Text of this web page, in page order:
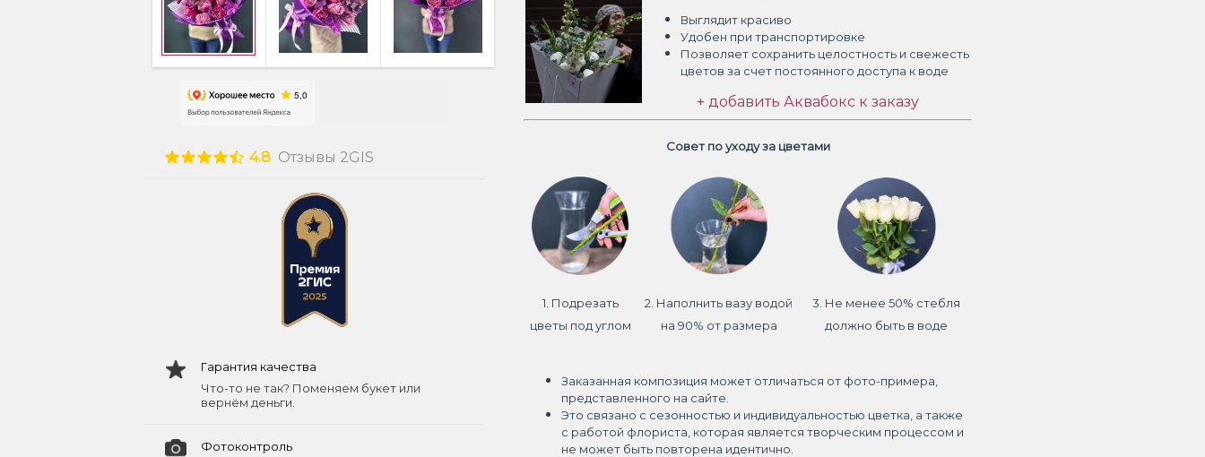
4.8 Отзывы 2GIS
Гарантия качества
Что-то не так? Поменяем букет или
вернём деньги.
Фотоконтроль
Выглядит красиво
Удобен при транспортировке
Позволяет сохранить целостность и свежесть
цветов за счет постоянного доступа к воде
+ добавить Аквабокс к заказу
Совет по уходу за цветами
1. Подрезать
цветы под углом
2. Наполнить вазу водой
на 90% от размера
3. Не менее 50% стебля
должно быть в воде
Заказанная композиция может отличаться от фото-примера,
представленного на сайте.
Это связано с сезонностью и индивидуальностью цветка, а также
с работой флориста, которая является творческим процессом и
не может быть повторена идентично.